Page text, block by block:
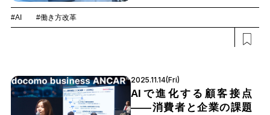
#AI #働き方改革
2025.11.14(Fri)
AIで進化する顧客接点
――消費者と企業の課題